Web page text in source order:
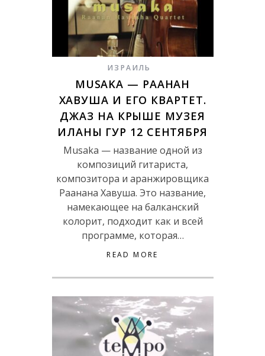
ИЗРАИЛЬ
MUSAKA — РААНАН
ХАВУША И ЕГО КВАРТЕТ.
ДЖАЗ НА КРЫШЕ МУЗЕЯ
ИЛАНЫ ГУР 12 СЕНТЯБРЯ
Musaka — название одной из
композиций гитариста,
композитора и аранжировщика
Раанана Хавуша. Это название,
намекающее на балканский
колорит, подходит как и всей
программе, которая…
READ MORE